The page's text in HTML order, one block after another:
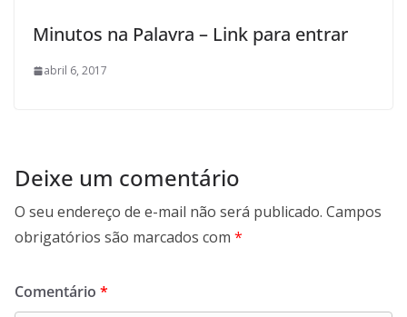
Minutos na Palavra – Link para entrar
abril 6, 2017
Deixe um comentário
O seu endereço de e-mail não será publicado. Campos
obrigatórios são marcados com *
Comentário *